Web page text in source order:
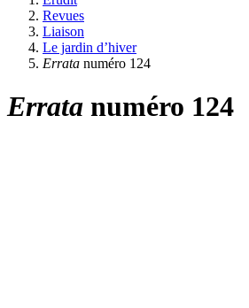
Revues
Liaison
Le jardin d’hiver
Errata numéro 124
Errata numéro 124